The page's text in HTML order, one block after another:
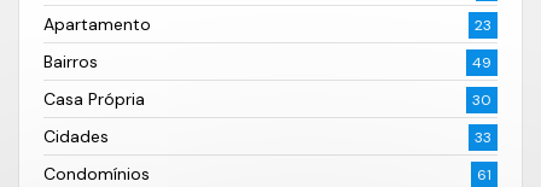
Apartamento 23
Bairros 49
Casa Própria 30
Cidades 33
Condomínios 61